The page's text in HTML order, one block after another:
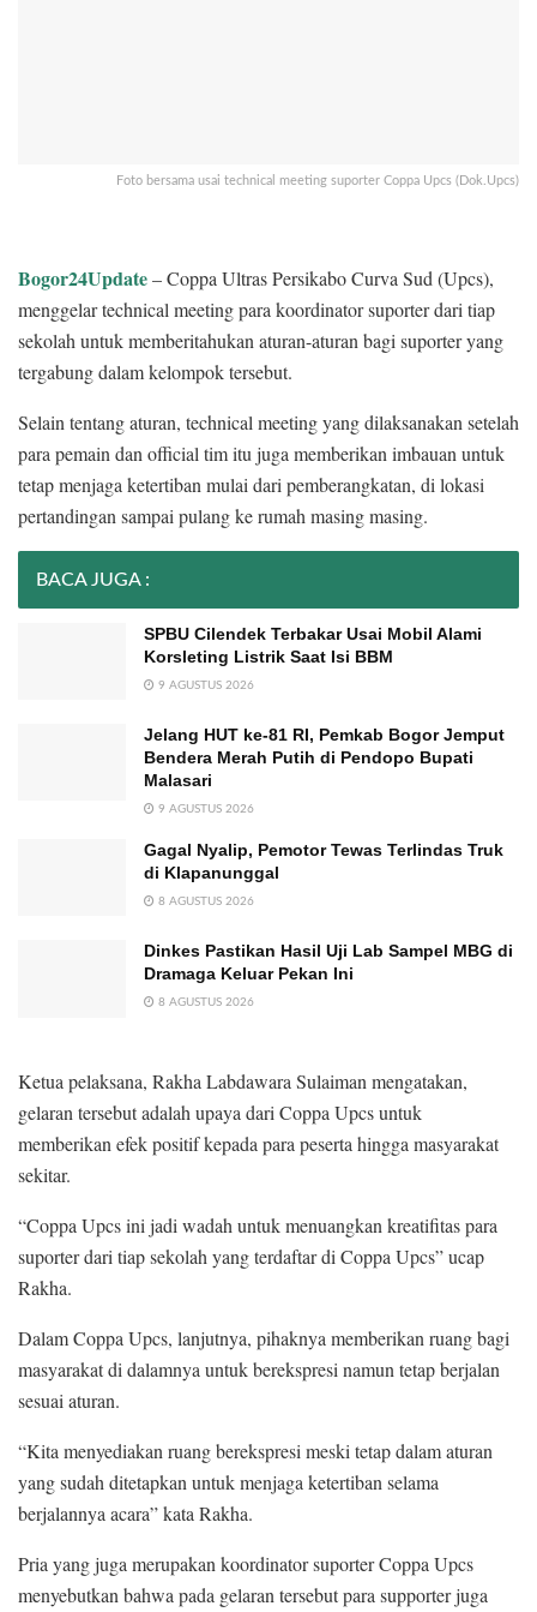
Foto bersama usai technical meeting suporter Coppa Upcs (Dok.Upcs)
Bogor24Update– Coppa Ultras Persikabo Curva Sud (Upcs),
menggelar technical meeting para koordinator suporter dari tiap
sekolah untuk memberitahukan aturan-aturan bagi suporter yang
tergabung dalam kelompok tersebut.
Selain tentang aturan, technical meeting yang dilaksanakan setelah
para pemain dan official tim itu juga memberikan imbauan untuk
tetap menjaga ketertiban mulai dari pemberangkatan, di lokasi
pertandingan sampai pulang ke rumah masing masing.
BACA JUGA :
SPBU Cilendek Terbakar Usai Mobil Alami
Korsleting Listrik Saat Isi BBM
9 AGUSTUS 2026
Jelang HUT ke-81 RI, Pemkab Bogor Jemput
Bendera Merah Putih di Pendopo Bupati
Malasari
9 AGUSTUS 2026
Gagal Nyalip, Pemotor Tewas Terlindas Truk
di Klapanunggal
8 AGUSTUS 2026
Dinkes Pastikan Hasil Uji Lab Sampel MBG di
Dramaga Keluar Pekan Ini
8 AGUSTUS 2026
Ketua pelaksana, Rakha Labdawara Sulaiman mengatakan,
gelaran tersebut adalah upaya dari Coppa Upcs untuk
memberikan efek positif kepada para peserta hingga masyarakat
sekitar.
“Coppa Upcs ini jadi wadah untuk menuangkan kreatifitas para
suporter dari tiap sekolah yang terdaftar di Coppa Upcs” ucap
Rakha.
Dalam Coppa Upcs, lanjutnya, pihaknya memberikan ruang bagi
masyarakat di dalamnya untuk berekspresi namun tetap berjalan
sesuai aturan.
“Kita menyediakan ruang berekspresi meski tetap dalam aturan
yang sudah ditetapkan untuk menjaga ketertiban selama
berjalannya acara” kata Rakha.
Pria yang juga merupakan koordinator suporter Coppa Upcs
menyebutkan bahwa pada gelaran tersebut para supporter juga